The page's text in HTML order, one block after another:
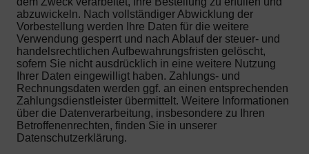
abzuwickeln. Nach vollständiger Abwicklung der
Vorbestellung werden Ihre Daten für die weitere
Verwendung gesperrt und nach Ablauf der steuer- und
handelsrechtlichen Aufbewahrungsfristen gelöscht,
sofern Sie nicht ausdrücklich in eine weitere Nutzung
Ihrer Daten eingewilligt haben. Zahlungs- und
Rechnungsdaten werden ggf. an einen entsprechenden
Zahlungsdienstleister übermittelt. Weitere Informationen
über die Datenverarbeitung, insbesondere zu Ihren
Betroffenenrechten, finden Sie in unserer
Datenschutzerklärung.